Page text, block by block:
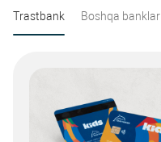
Trastbank Boshqa banklar